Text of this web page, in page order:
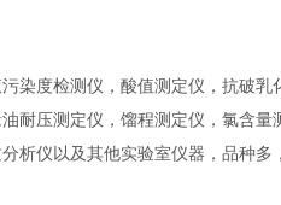
染度检测仪，酸值测定仪，抗破乳
耐压测定仪，馏程测定仪，氯含量
析仪以及其他实验室仪器，品种多